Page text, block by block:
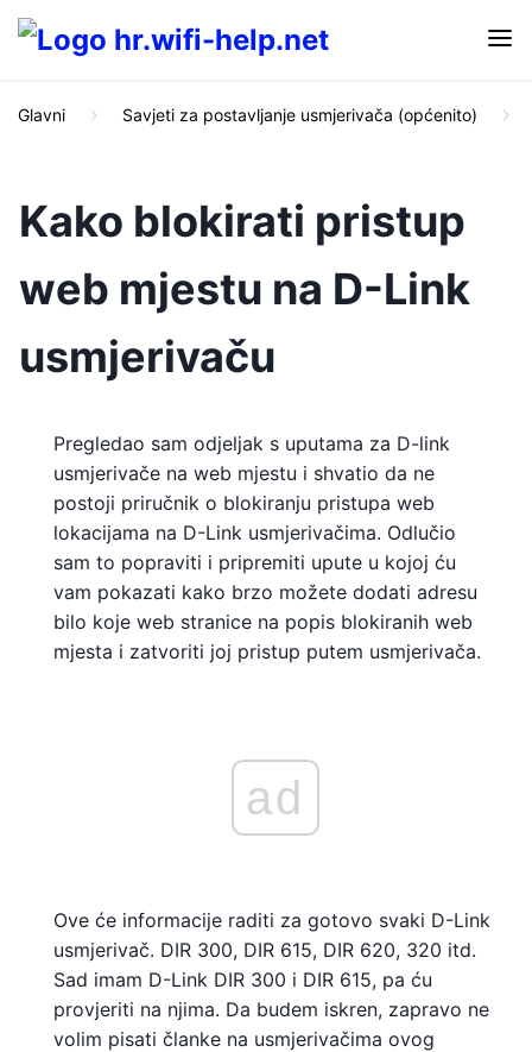
Glavni Savjeti za postavljanje usmjerivača (općenito)
Kako blokirati pristup
web mjestu na D-Link
usmjerivaču
Pregledao sam odjeljak s uputama za D-link
usmjerivače na web mjestu i shvatio da ne
postoji priručnik o blokiranju pristupa web
lokacijama na D-Link usmjerivačima. Odlučio
sam to popraviti i pripremiti upute u kojoj ću
vam pokazati kako brzo možete dodati adresu
bilo koje web stranice na popis blokiranih web
mjesta i zatvoriti joj pristup putem usmjerivača.
ad
Ove će informacije raditi za gotovo svaki D-Link
usmjerivač. DIR 300, DIR 615, DIR 620, 320 itd.
Sad imam D-Link DIR 300 i DIR 615, pa ću
provjeriti na njima. Da budem iskren, zapravo ne
volim pisati članke na usmjerivačima ovog